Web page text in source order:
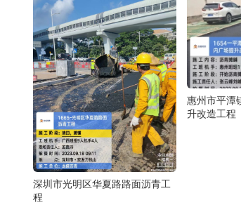
深圳市光明区华夏路路面沥青工
程
惠州市平潭
升改造工程